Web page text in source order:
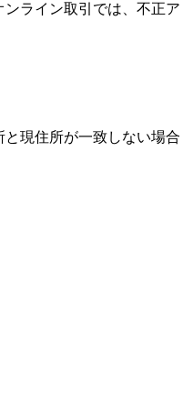
ライン取引では、不正ア
現住所が一致しない場合